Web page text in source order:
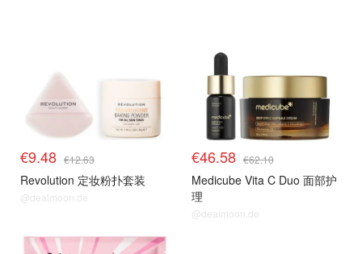
€9.48 €12.63
Revolution 定妆粉扑套装
@dealmoon.de
€46.58 €62.10
Medicube Vita C Duo 面部护
理
@dealmoon.de